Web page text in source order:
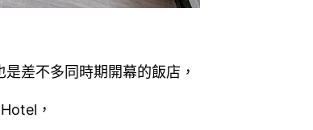
差不多同時期開幕的飯店，
，